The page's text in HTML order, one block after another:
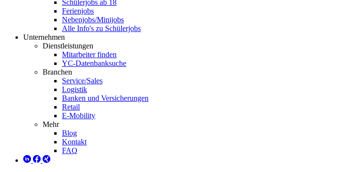
Schülerjobs ab 18
Ferienjobs
Nebenjobs/Minijobs
Alle Info's zu Schülerjobs
Unternehmen
Dienstleistungen
Mitarbeiter finden
YC-Datenbanksuche
Branchen
Service/Sales
Logistik
Banken und Versicherungen
Retail
E-Mobility
Mehr
Blog
Kontakt
FAQ